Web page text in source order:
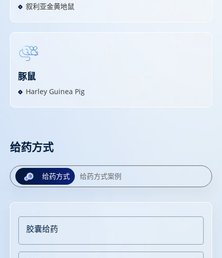
叙利亚金黄地鼠
豚鼠
Harley Guinea Pig
给药方式
给药方式 给药方式案例
胶囊给药